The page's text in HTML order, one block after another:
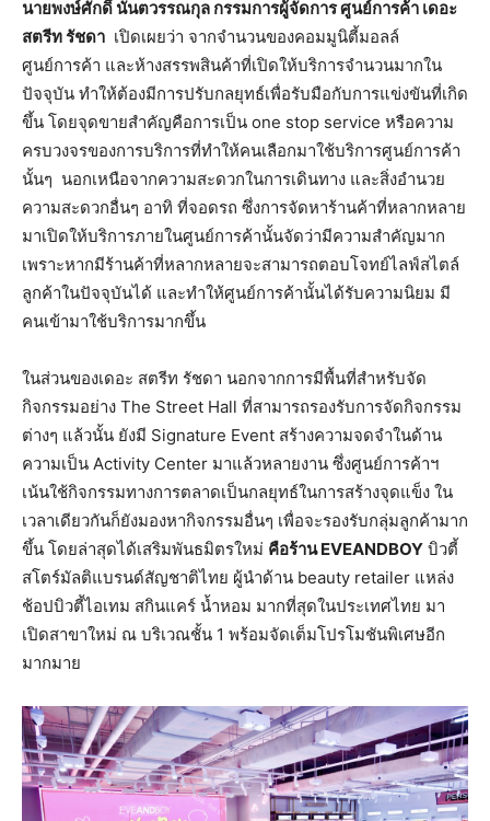
นายพงษ์ศักดิ์ นันตวรรณกุล กรรมการผู้จัดการ ศูนย์การค้า เดอะ
สตรีท รัชดา เปิดเผยว่า จากจำนวนของคอมมูนิตี้มอลล์
ศูนย์การค้า และห้างสรรพสินค้าที่เปิดให้บริการจำนวนมากใน
ปัจจุบัน ทำให้ต้องมีการปรับกลยุทธ์เพื่อรับมือกับการแข่งขันที่เกิด
ขึ้น โดยจุดขายสำคัญคือการเป็น one stop service หรือความ
ครบวงจรของการบริการที่ทำให้คนเลือกมาใช้บริการศูนย์การค้า
นั้นๆ นอกเหนือจากความสะดวกในการเดินทาง และสิ่งอำนวย
ความสะดวกอื่นๆ อาทิ ที่จอดรถ ซึ่งการจัดหาร้านค้าที่หลากหลาย
มาเปิดให้บริการภายในศูนย์การค้านั้นจัดว่ามีความสำคัญมาก
เพราะหากมีร้านค้าที่หลากหลายจะสามารถตอบโจทย์ไลฟ์สไตล์
ลูกค้าในปัจจุบันได้ และทำให้ศูนย์การค้านั้นได้รับความนิยม มี
คนเข้ามาใช้บริการมากขึ้น
ในส่วนของเดอะ สตรีท รัชดา นอกจากการมีพื้นที่สำหรับจัด
กิจกรรมอย่าง The Street Hall ที่สามารถรองรับการจัดกิจกรรม
ต่างๆ แล้วนั้น ยังมี Signature Event สร้างความจดจำในด้าน
ความเป็น Activity Center มาแล้วหลายงาน ซึ่งศูนย์การค้าฯ
เน้นใช้กิจกรรมทางการตลาดเป็นกลยุทธ์ในการสร้างจุดแข็ง ใน
เวลาเดียวกันก็ยังมองหากิจกรรมอื่นๆ เพื่อจะรองรับกลุ่มลูกค้ามาก
ขึ้น โดยล่าสุดได้เสริมพันธมิตรใหม่ คือร้านEVEANDBOY บิวตี้
สโตร์มัลติแบรนด์สัญชาติไทย ผู้นำด้าน beauty retailer แหล่ง
ช้อปบิวตี้ไอเทม สกินแคร์ น้ำหอม มากที่สุดในประเทศไทย มา
เปิดสาขาใหม่ ณ บริเวณชั้น 1 พร้อมจัดเต็มโปรโมชันพิเศษอีก
มากมาย